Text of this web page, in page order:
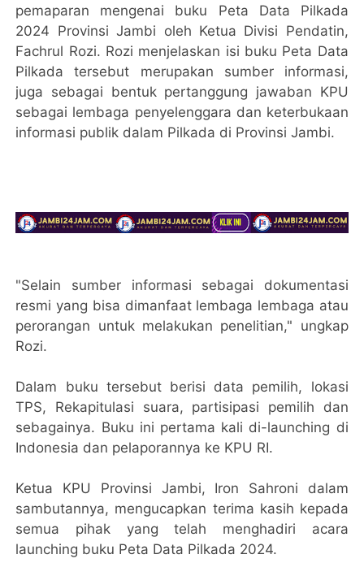
pemaparan mengenai buku Peta Data Pilkada
2024 Provinsi Jambi oleh Ketua Divisi Pendatin,
Fachrul Rozi. Rozi menjelaskan isi buku Peta Data
Pilkada tersebut merupakan sumber informasi,
juga sebagai bentuk pertanggung jawaban KPU
sebagai lembaga penyelenggara dan keterbukaan
informasi publik dalam Pilkada di Provinsi Jambi.
"Selain sumber informasi sebagai dokumentasi
resmi yang bisa dimanfaat lembaga lembaga atau
perorangan untuk melakukan penelitian," ungkap
Rozi.
Dalam buku tersebut berisi data pemilih, lokasi
TPS, Rekapitulasi suara, partisipasi pemilih dan
sebagainya. Buku ini pertama kali di-launching di
Indonesia dan pelaporannya ke KPU RI.
Ketua KPU Provinsi Jambi, Iron Sahroni dalam
sambutannya, mengucapkan terima kasih kepada
semua pihak yang telah menghadiri acara
launching buku Peta Data Pilkada 2024.